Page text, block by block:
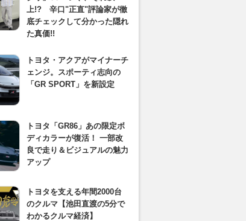
上!? 辛口"正直"評論家が徹
底チェックして分かった隠れ
た真価!!
トヨタ・アクアがマイナーチ
ェンジ。スポーティ志向の
「GR SPORT」を新設定
トヨタ「GR86」あの限定ボ
ディカラーが復活！ 一部改
良で走り＆ビジュアルの魅力
アップ
トヨタを支える年間2000台
のクルマ【池田直渡の5分で
わかるクルマ経済】